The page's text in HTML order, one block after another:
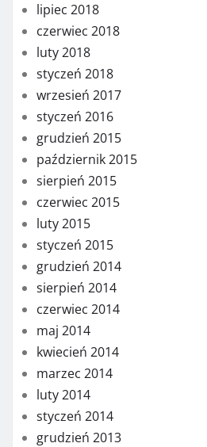
lipiec 2018
czerwiec 2018
luty 2018
styczeń 2018
wrzesień 2017
styczeń 2016
grudzień 2015
październik 2015
sierpień 2015
czerwiec 2015
luty 2015
styczeń 2015
grudzień 2014
sierpień 2014
czerwiec 2014
maj 2014
kwiecień 2014
marzec 2014
luty 2014
styczeń 2014
grudzień 2013